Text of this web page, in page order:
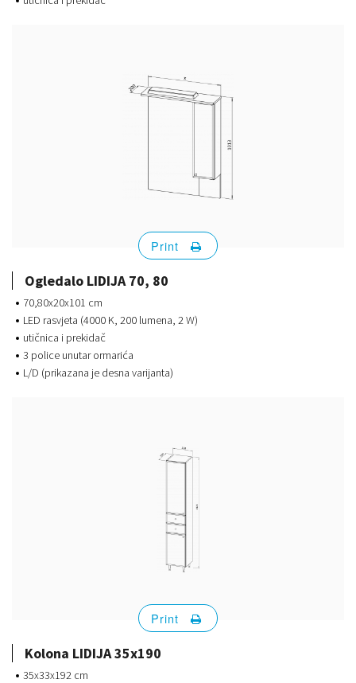
Ogledalo LIDIJA 70, 80
70,80x20x101 cm
LED rasvjeta (4000 K, 200 lumena, 2 W)
utičnica i prekidač
3 police unutar ormarića
L/D (prikazana je desna varijanta)
Print
Kolona LIDIJA 35x190
35x33x192 cm
Print